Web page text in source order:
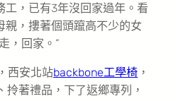
工，已有3年沒回家過年。看
親，摟著個頭躥高不少的女
，回家。”
安北站backbone工學椅 ，
拎著禮品，下了返鄉專列，